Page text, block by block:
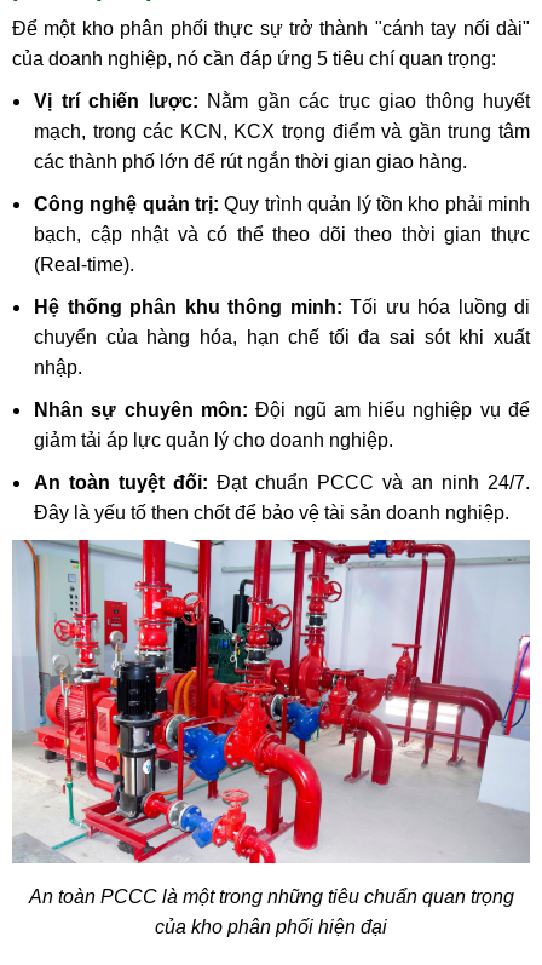
Để một kho phân phối thực sự trở thành "cánh tay nối dài"
của doanh nghiệp, nó cần đáp ứng 5 tiêu chí quan trọng:
Vị trí chiến lược: Nằm gần các trục giao thông huyết
mạch, trong các KCN, KCX trọng điểm và gần trung tâm
các thành phố lớn để rút ngắn thời gian giao hàng.
Công nghệ quản trị:Quy trình quản lý tồn kho phải minh
bạch, cập nhật và có thể theo dõi theo thời gian thực
(Real-time).
Hệ thống phân khu thông minh: Tối ưu hóa luồng di
chuyển của hàng hóa, hạn chế tối đa sai sót khi xuất
nhập.
Nhân sự chuyên môn: Đội ngũ am hiểu nghiệp vụ để
giảm tải áp lực quản lý cho doanh nghiệp.
An toàn tuyệt đối: Đạt chuẩn PCCC và an ninh 24/7.
Đây là yếu tố then chốt để bảo vệ tài sản doanh nghiệp.
An toàn PCCC là một trong những tiêu chuẩn quan trọng
của kho phân phối hiện đại